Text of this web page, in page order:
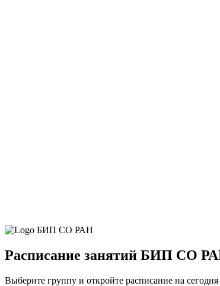
Расписание занятий БИП СО
Выберите группу и откройте расписание на